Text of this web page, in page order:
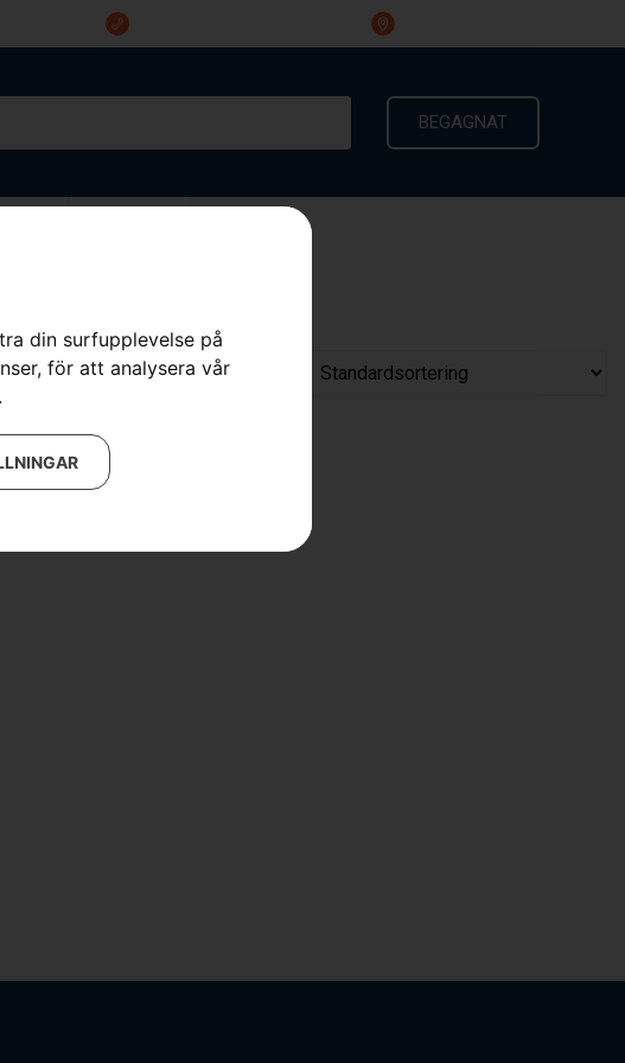
din surfupplevelse på
för att analysera vår
BEGAGNAT